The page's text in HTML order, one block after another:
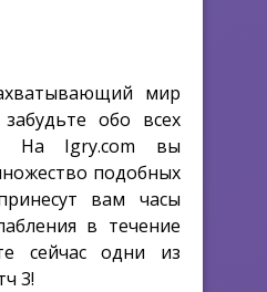
мир
обо всех
На Igry.com вы
подобных
вам часы
в течение
сейчас одни из
3!